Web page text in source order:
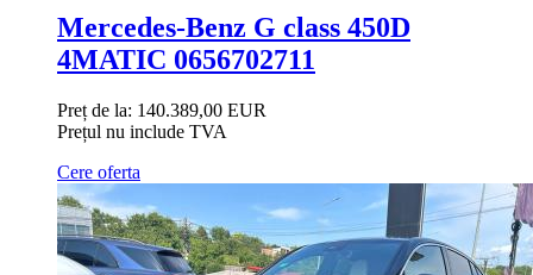
Mercedes-Benz G class 450D
4MATIC 0656702711
Preț de la: 140.389,00 EUR
Prețul nu include TVA
Cere oferta